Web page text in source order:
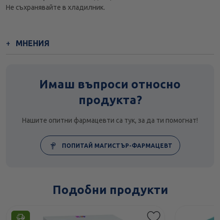
Не съхранявайте в хладилник.
МНЕНИЯ
Имаш въпроси относно
продукта?
Нашите опитни фармацевти са тук, за да ти помогнат!
ПОПИТАЙ МАГИСТЪР-ФАРМАЦЕВТ
Подобни продукти